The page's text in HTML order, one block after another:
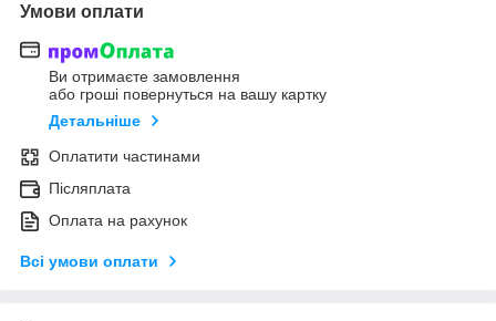
Умови оплати
Ви отримаєте замовлення
або гроші повернуться на вашу картку
Детальніше
Оплатити частинами
Післяплата
Оплата на рахунок
Всі умови оплати